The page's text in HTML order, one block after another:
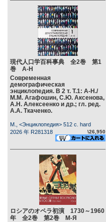
現代人口学百科事典 全2巻 第1
巻 А-Н
Современная
демографическая
энциклопедия. В 2 т. Т.1: А-Н./
М.М. Агафошин, С.Ю. Аксенова,
А.Н. Алексеенко и др.; гл. ред.
А.А. Ткаченко.
М., <Энциклопедия> 512 c. hard
2026 年 R281318
\26,950
ロシアのオペラ初演 1730～1960
年 全2巻 第2巻 М-Я